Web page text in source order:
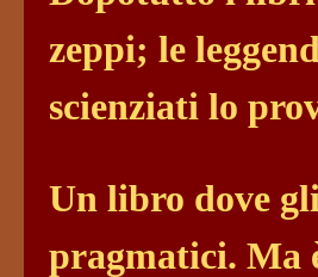
zeppi; le
scienziati lo
Un libro dove
pragmatici. Ma